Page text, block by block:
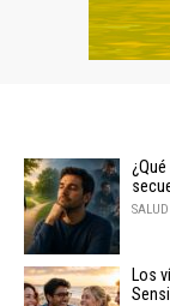
Los